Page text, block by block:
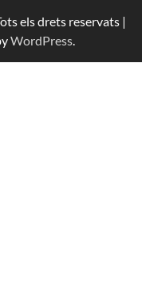
els drets reservats |
WordPress